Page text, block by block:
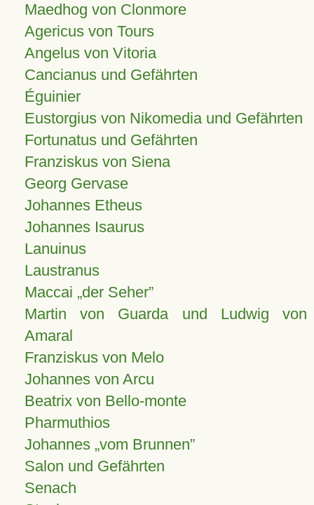
Maedhog von Clonmore
Agericus von Tours
Angelus von Vitoria
Cancianus und Gefährten
Éguinier
Eustorgius von Nikomedia und Gefährten
Fortunatus und Gefährten
Franziskus von Siena
Georg Gervase
Johannes Etheus
Johannes Isaurus
Lanuinus
Laustranus
Maccai „der Seher”
Martin von Guarda und Ludwig von
Amaral
Franziskus von Melo
Johannes von Arcu
Beatrix von Bello-monte
Pharmuthios
Johannes vom Brunnen
Salon und Gefährten
Senach